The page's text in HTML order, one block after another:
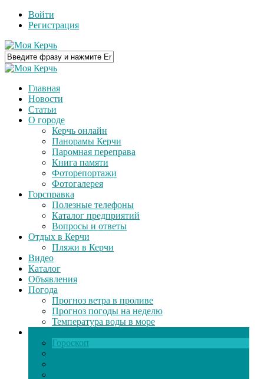
Войти
Регистрация
Главная
Новости
Статьи
О городе
Керчь онлайн
Панорамы Керчи
Паромная переправа
Книга памяти
Фоторепортажи
Фотогалерея
Горсправка
Полезные телефоны
Каталог предприятий
Вопросы и ответы
Отдых в Керчи
Пляжи в Керчи
Видео
Каталог
Объявления
Погода
Прогноз ветра в проливе
Прогноз погоды на неделю
Температура воды в море
Гороскоп